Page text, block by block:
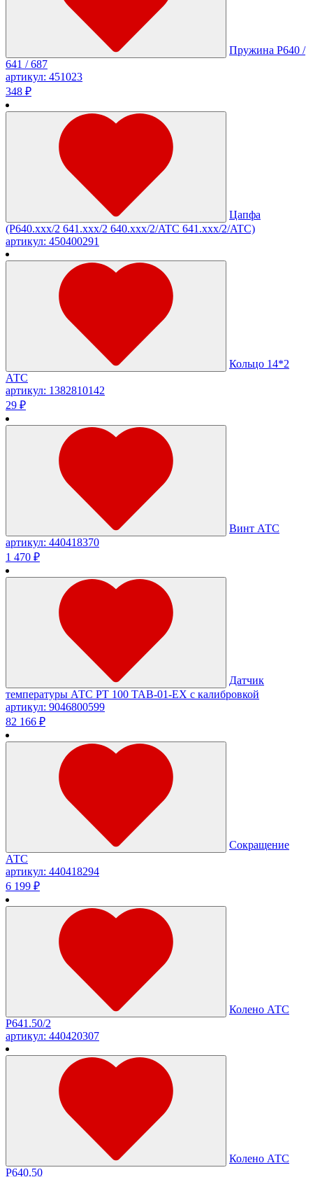
Пружина Р640 /
641 / 687
артикул: 451023
348 ₽
Цапфа
(Р640.xxx/2 641.xxx/2 640.xxx/2/ATC 641.xxx/2/ATC)
артикул: 450400291
Кольцо 14*2
АТС
артикул: 1382810142
29 ₽
Винт АТС
артикул: 440418370
1 470 ₽
Датчик
температуры АТС PT 100 TAB-01-EX с калибровкой
артикул: 9046800599
82 166 ₽
Сокращение
АТС
артикул: 440418294
6 199 ₽
Колено АТС
Р641.50/2
артикул: 440420307
Колено АТС
Р640.50